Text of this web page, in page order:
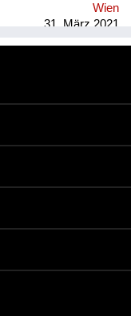
Wien
31. März 2021